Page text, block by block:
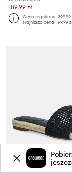
189,99 zł
Cena regularna:399,99
Najniższa cena:199,99